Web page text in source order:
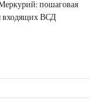
пошаговая
входящих ВСД